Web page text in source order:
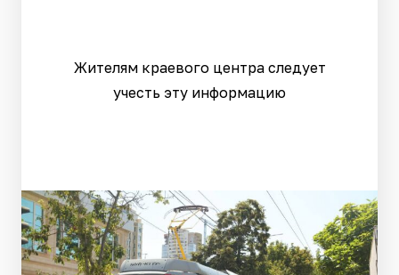
Жителям краевого центра следует
учесть эту информацию